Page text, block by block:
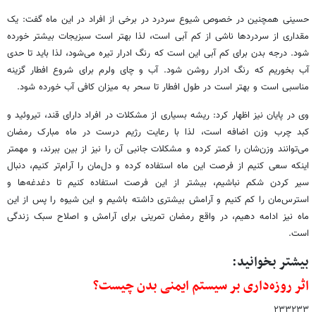
حسینی همچنین در خصوص شیوع سردرد در برخی از افراد در این ماه گفت: یک
مقداری از سردردها ناشی از کم آبی است، لذا بهتر است سبزیجات بیشتر خورده
شود. درجه بدن برای کم آبی این است که رنگ ادرار تیره می‌شود، لذا باید تا حدی
آب بخوریم که رنگ ادرار روشن شود. آب و چای ولرم برای شروع افطار گزینه
مناسبی است و بهتر است در طول افطار تا سحر به میزان کافی آب خورده شود.
وی در پایان نیز اظهار کرد: ریشه بسیاری از مشکلات در افراد دارای قند، تیروئید و
کبد چرب وزن اضافه است، لذا با رعایت رژیم درست در ماه مبارک رمضان
می‌توانند وزن‌شان را کمتر کرده و مشکلات جانبی آن را نیز از بین ببرند، و مهمتر
اینکه سعی کنیم از فرصت این ماه استفاده کرده و دل‌مان را آرام‌تر کنیم، دنبال
سیر کردن شکم نباشیم، بیشتر از این فرصت استفاده کنیم تا دغدغه‌ها و
استرس‌مان را کم کنیم و آرامش بیشتری داشته باشیم و این شیوه را پس از این
ماه نیز ادامه دهیم، در واقع رمضان تمرینی برای آرامش و اصلاح سبک زندگی
است.
بیشتر بخوانید:
اثر روزه‌داری بر سیستم ایمنی بدن چیست؟
۲۳۳۲۳۳